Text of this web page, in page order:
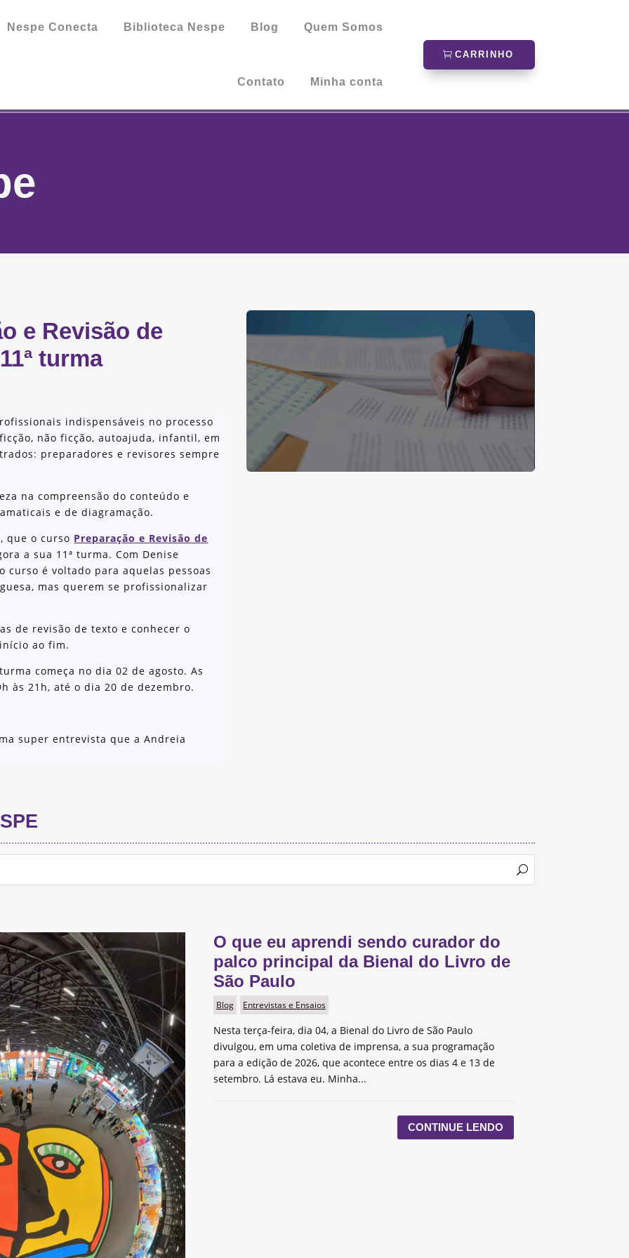
Nespe Conecta Biblioteca Nespe Blog Quem Somos
Contato Minha conta
CARRINHO
e Revisão de
turma
indispensáveis no processo
não ficção, autoajuda, infantil, em
preparadores e revisores sempre
na compreensão do conteúdo e
e de diagramação.
que o curso Preparação e Revisão de
a sua 11ª turma. Com Denise
curso é voltado para aquelas pessoas
mas querem se profissionalizar
de revisão de texto e conhecer o
ao fim.
começa no dia 02 de agosto. As
às 21h, até o dia 20 de dezembro.
super entrevista que a Andreia
O que eu aprendi sendo curador do
palco principal da Bienal do Livro de
São Paulo
Blog Entrevistas e Ensaios
Nesta terça-feira, dia 04, a Bienal do Livro de São Paulo
divulgou, em uma coletiva de imprensa, a sua programação
para a edição de 2026, que acontece entre os dias 4 e 13 de
setembro. Lá estava eu. Minha...
CONTINUE LENDO